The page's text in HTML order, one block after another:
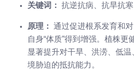
关键词： 抗逆抗病、抗旱抗寒
原理： 通过促进根系发育和
自身“体质”得到增强。植株更
显著提升对干旱、洪涝、低
境胁迫的抵抗能力。